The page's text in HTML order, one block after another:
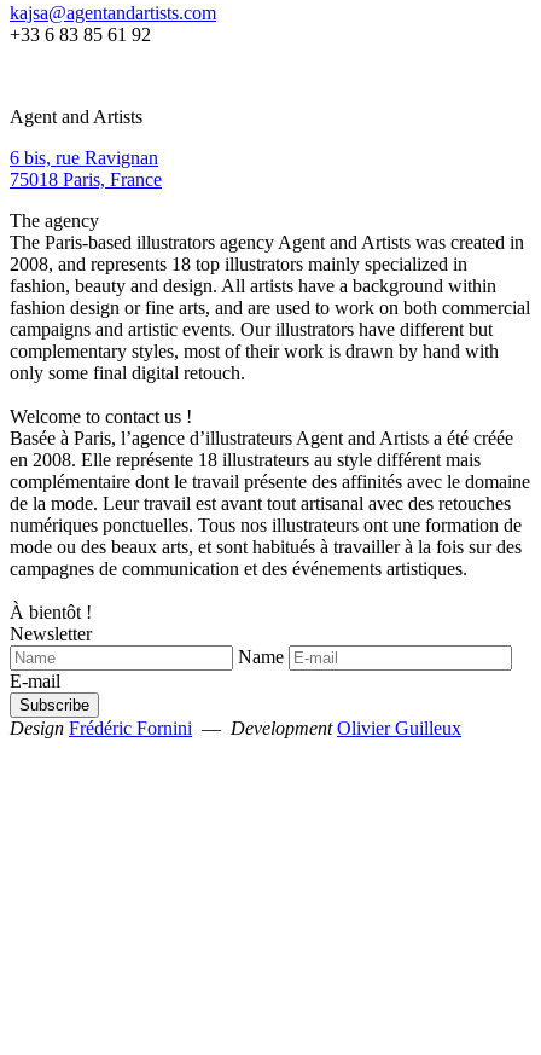
kajsa@agentandartists.com
+33 6 83 85 61 92
Agent and Artists
6 bis, rue Ravignan
75018 Paris, France
The agency
The Paris-based illustrators agency Agent and Artists was created in
2008, and represents 18 top illustrators mainly specialized in
fashion, beauty and design. All artists have a background within
fashion design or fine arts, and are used to work on both commercial
campaigns and artistic events. Our illustrators have different but
complementary styles, most of their work is drawn by hand with
only some final digital retouch.
Welcome to contact us !
Basée à Paris, l’agence d’illustrateurs Agent and Artists a été créée
en 2008. Elle représente 18 illustrateurs au style différent mais
complémentaire dont le travail présente des affinités avec le domaine
de la mode. Leur travail est avant tout artisanal avec des retouches
numériques ponctuelles. Tous nos illustrateurs ont une formation de
mode ou des beaux arts, et sont habitués à travailler à la fois sur des
campagnes de communication et des événements artistiques.
À bientôt !
Newsletter
Name
E-mail
Design Frédéric Fornini — Development Olivier Guilleux